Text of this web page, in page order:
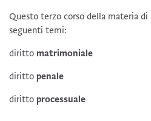
Questo terzo corso della materia
seguenti temi:
diritto matrimoniale
diritto penale
diritto processuale